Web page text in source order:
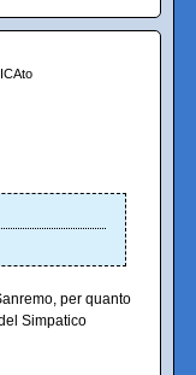
per quanto
Simpatico